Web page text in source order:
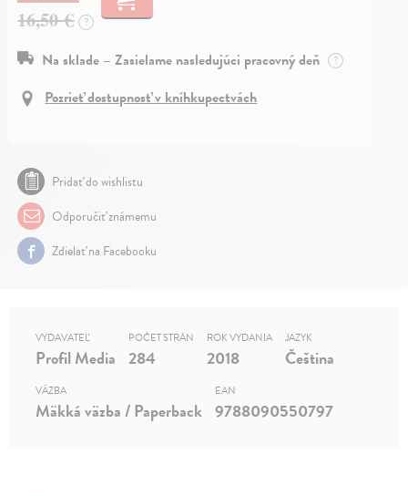
16,50 € ?
Na sklade – Zasielame nasledujúci pracovný deň ?
Pozrieť dostupnosť v kníhkupectvách
Pridať do wishlistu
Odporučiť známemu
Zdielať na Facebooku
VYDAVATEĽ
Profil Media
POČET STRÁN
284
ROK VYDANIA
2018
JAZYK
Čeština
VÄZBA
Mäkká väzba / Paperback
EAN
9788090550797